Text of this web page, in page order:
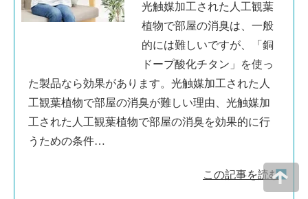
光触媒加工された人工観葉
植物で部屋の消臭は、一般
的には難しいですが、「銅
ドープ酸化チタン」を使っ
た製品なら効果があります。光触媒加工された人
工観葉植物で部屋の消臭が難しい理由、光触媒加
工された人工観葉植物で部屋の消臭を効果的に行
うための条件…
この記事を読む